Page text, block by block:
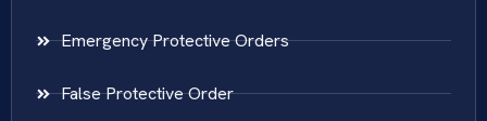
Emergency Protective Orders
False Protective Order